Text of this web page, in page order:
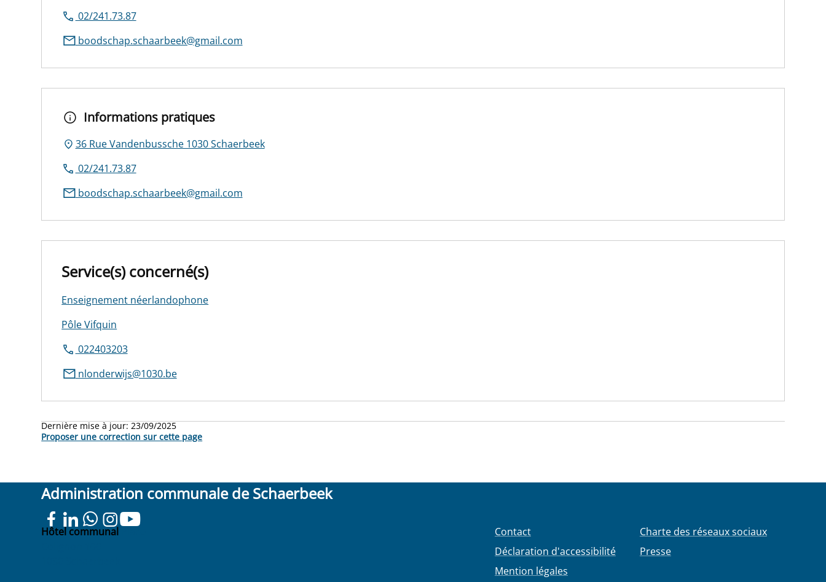
02/241.73.87
boodschap.schaarbeek@gmail.com
Informations pratiques
36 Rue Vandenbussche 1030 Schaerbeek
02/241.73.87
boodschap.schaarbeek@gmail.com
Service(s) concerné(s)
Enseignement néerlandophone
Pôle Vifquin
022403203
nlonderwijs@1030.be
Dernière mise à jour:23/09/2025
Proposer une correction sur cette page
Administration communale de Schaerbeek
Hôtel communal
Contact
Déclaration d'accessibilité
Mention légales
Charte des réseaux sociaux
Presse